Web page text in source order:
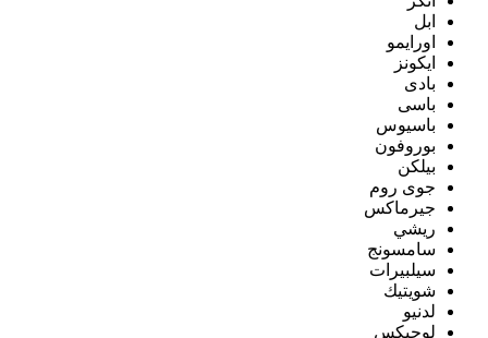
ابل
اورايمو
ايكونز
بادى
باسى
باسيوس
بوروفون
بيلكن
جوى روم
جيرماكس
ريشي
سامسونج
سيلبيرات
شويتيك
لدنيو
لوجيكس